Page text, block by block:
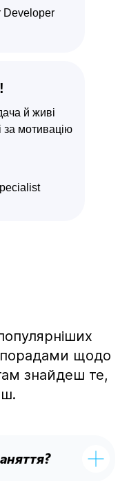
Developer
й живі
за мотивацію
щодо
знайдеш те,